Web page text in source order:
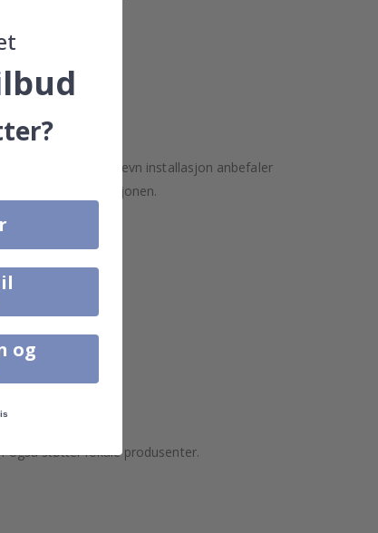
For å sikre en jevn installasjon anbefaler
under installasjonen.
også støtter lokale produsenter.
og